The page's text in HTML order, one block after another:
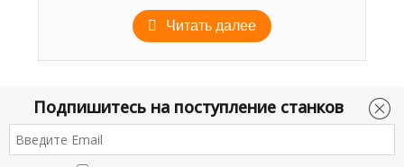
Подпишитесь на поступление станков
Читать далее